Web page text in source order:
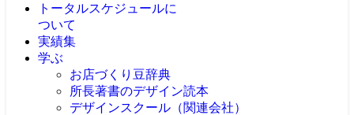
トータルスケジュールに
ついて
実績集
学ぶ
お店づくり豆辞典
所長著書のデザイン読本
デザインスクール（関連会社）